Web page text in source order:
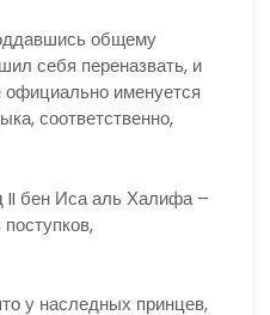
общему
себя переназвать, и
официально именуется
соответственно,
бен Иса аль Халифа –
у наследных принцев,